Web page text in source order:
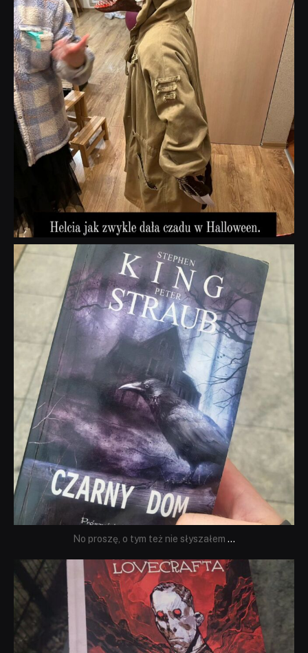
dobryhorror
Wrz 23
No proszę, o tym też nie słyszałem ...
dobryhorror
Wrz 19